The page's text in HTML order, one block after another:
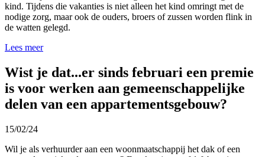
kind. Tijdens die vakanties is niet alleen het kind omringt met de
nodige zorg, maar ook de ouders, broers of zussen worden flink in
de watten gelegd.
Lees meer
Wist je dat...er sinds februari een premie
is voor werken aan gemeenschappelijke
delen van een appartementsgebouw?
15/02/24
Wil je als verhuurder aan een woonmaatschappij het dak of een